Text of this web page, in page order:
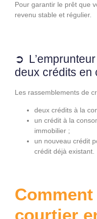
Pour garantir le prêt que
revenu stable et régulier.
deux crédits en
Les rassemblements de
deux crédits à la
un crédit à la
immobilier ;
un nouveau crédit
crédit déjà existant.
courtier